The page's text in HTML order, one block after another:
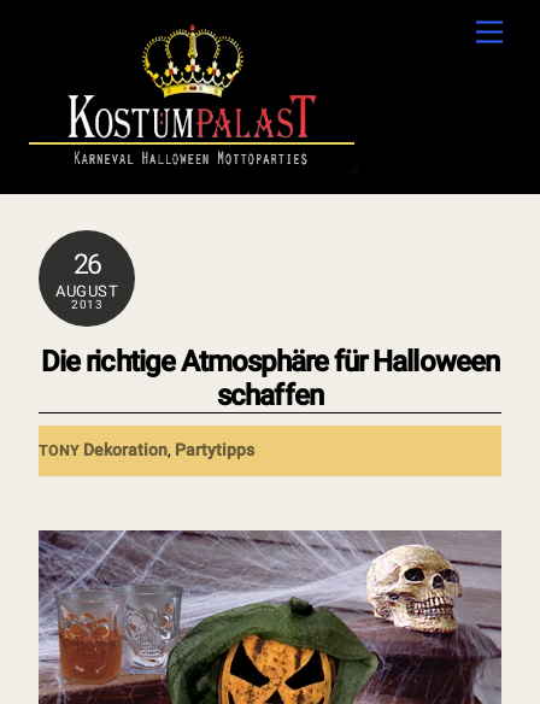
26
AUGUST
2013
Die richtige Atmosphäre für Halloween
schaffen
TONY Dekoration, Partytipps